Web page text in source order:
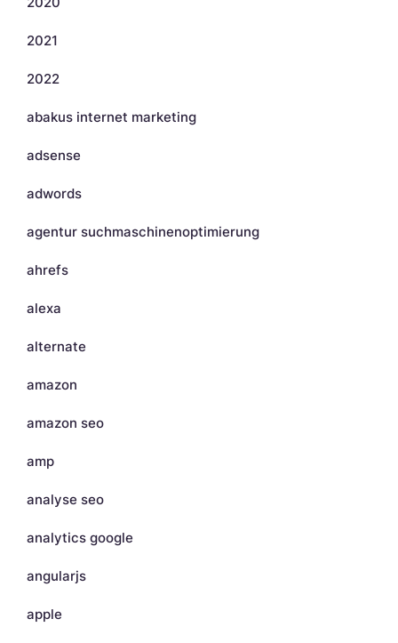
2021
2022
abakus internet marketing
adsense
adwords
agentur suchmaschinenoptimierung
ahrefs
alexa
alternate
amazon
amazon seo
amp
analyse seo
analytics google
angularjs
apple